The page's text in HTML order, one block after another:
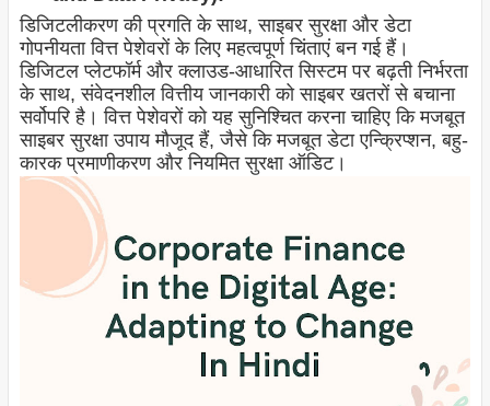
डिजिटलीकरण की प्रगति के साथ, साइबर सुरक्षा और डेटा
गोपनीयता वित्त पेशेवरों के लिए महत्वपूर्ण चिंताएं बन गई हैं।
डिजिटल प्लेटफॉर्म और क्लाउड-आधारित सिस्टम पर बढ़ती निर्भरता
के साथ, संवेदनशील वित्तीय जानकारी को साइबर खतरों से बचाना
सर्वोपरि है। वित्त पेशेवरों को यह सुनिश्चित करना चाहिए कि मजबूत
साइबर सुरक्षा उपाय मौजूद हैं, जैसे कि मजबूत डेटा एन्क्रिप्शन, बहु-
कारक प्रमाणीकरण और नियमित सुरक्षा ऑडिट।